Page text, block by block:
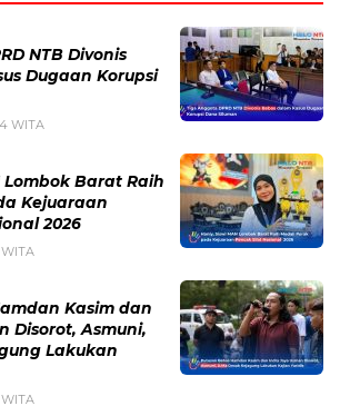
NTB Divonis
Dugaan Korupsi
WITA
Lombok Barat Raih
Kejuaraan
2026
WITA
Kasim dan
Disorot, Asmuni,
Lakukan
WITA